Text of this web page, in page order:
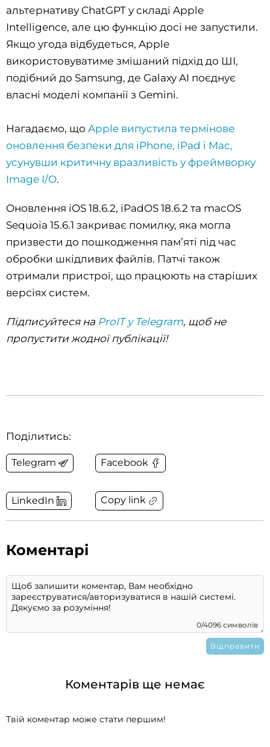
альтернативу ChatGPT у складі Apple
Intelligence, але цю функцію досі не запустили.
Якщо угода відбудеться, Apple
використовуватиме змішаний підхід до ШІ,
подібний до Samsung, де Galaxy AI поєднує
власні моделі компанії з Gemini.
Нагадаємо, що Apple випустила термінове
оновлення безпеки для iPhone, iPad і Mac,
усунувши критичну вразливість у фреймворку
Image I/O.
Оновлення iOS 18.6.2, iPadOS 18.6.2 та macOS
Sequoia 15.6.1 закриває помилку, яка могла
призвести до пошкодження пам’яті під час
обробки шкідливих файлів. Патчі також
отримали пристрої, що працюють на старіших
версіях систем.
Підписуйтеся на ProIT у Telegram, щоб не
пропустити жодної публікації!
Поділитись:
Telegram Facebook
LinkedIn Copy link
Коментарі
0/4096 символів
Коментарів ще немає
Твій коментар може стати першим!